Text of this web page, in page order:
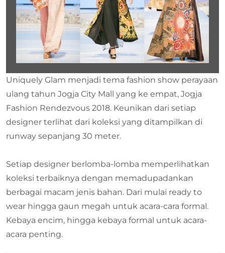
Uniquely Glam menjadi tema fashion show perayaan
ulang tahun Jogja City Mall yang ke empat, Jogja
Fashion Rendezvous 2018. Keunikan dari setiap
designer terlihat dari koleksi yang ditampilkan di
runway sepanjang 30 meter.
Setiap designer berlomba-lomba memperlihatkan
koleksi terbaiknya dengan memadupadankan
berbagai macam jenis bahan. Dari mulai ready to
wear hingga gaun megah untuk acara-cara formal.
Kebaya encim, hingga kebaya formal untuk acara-
acara penting.